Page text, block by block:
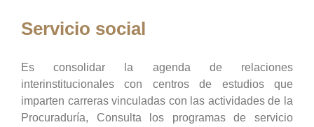
Servicio social
Es consolidar la agenda de relaciones
interinstitucionales con centros de estudios que
imparten carreras vinculadas con las actividades de la
Procuraduría, Consulta los programas de servicio